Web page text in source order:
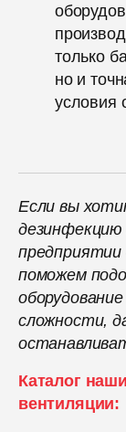
только
но и
условия
Если вы
дезинфекцию
поможем
сложности,
Каталог
вентиляции: